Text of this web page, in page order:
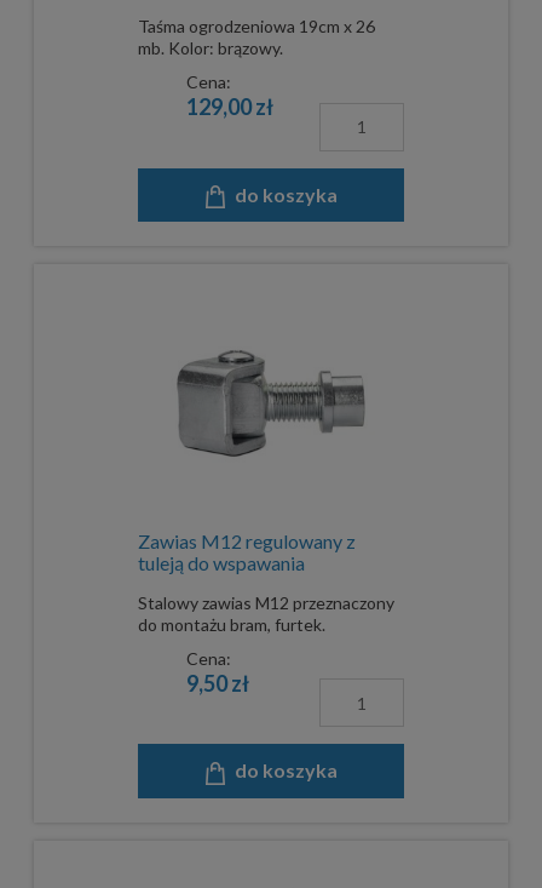
Taśma ogrodzeniowa 19cm x 26
mb. Kolor: brązowy.
Cena:
129,00 zł
do koszyka
Zawias M12 regulowany z
tuleją do wspawania
Stalowy zawias M12 przeznaczony
do montażu bram, furtek.
Cena:
9,50 zł
do koszyka